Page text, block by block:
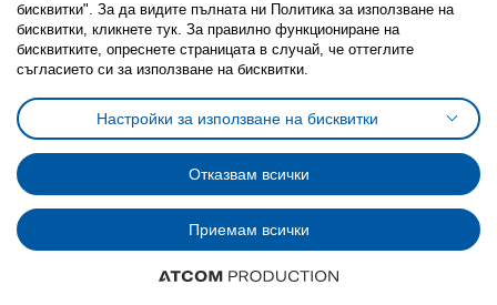
Политика за използване на бисквитки (Cookies)
Избор на настройки за използване на бисквитки
Условия за ползване на ikea.bgОбща политика за личните данни
Политика за защита на личните данни на ikea.bg
Общи условия на програма IKEA Family
Политика за защита на лични данни на програма IKEA Family
© Inter-IKEA Systems B.V. 1999 - 2025
бисквитки". За да видите пълната ни Политика за използване на
бисквитки, кликнете тук. За правилно функциониране на
бисквитките, опреснете страницата в случай, че оттеглите
съгласието си за използване на бисквитки.
Настройки за използване на бисквитки
Отказвам всички
Приемам всички